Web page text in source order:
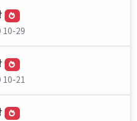
10-29
10-21